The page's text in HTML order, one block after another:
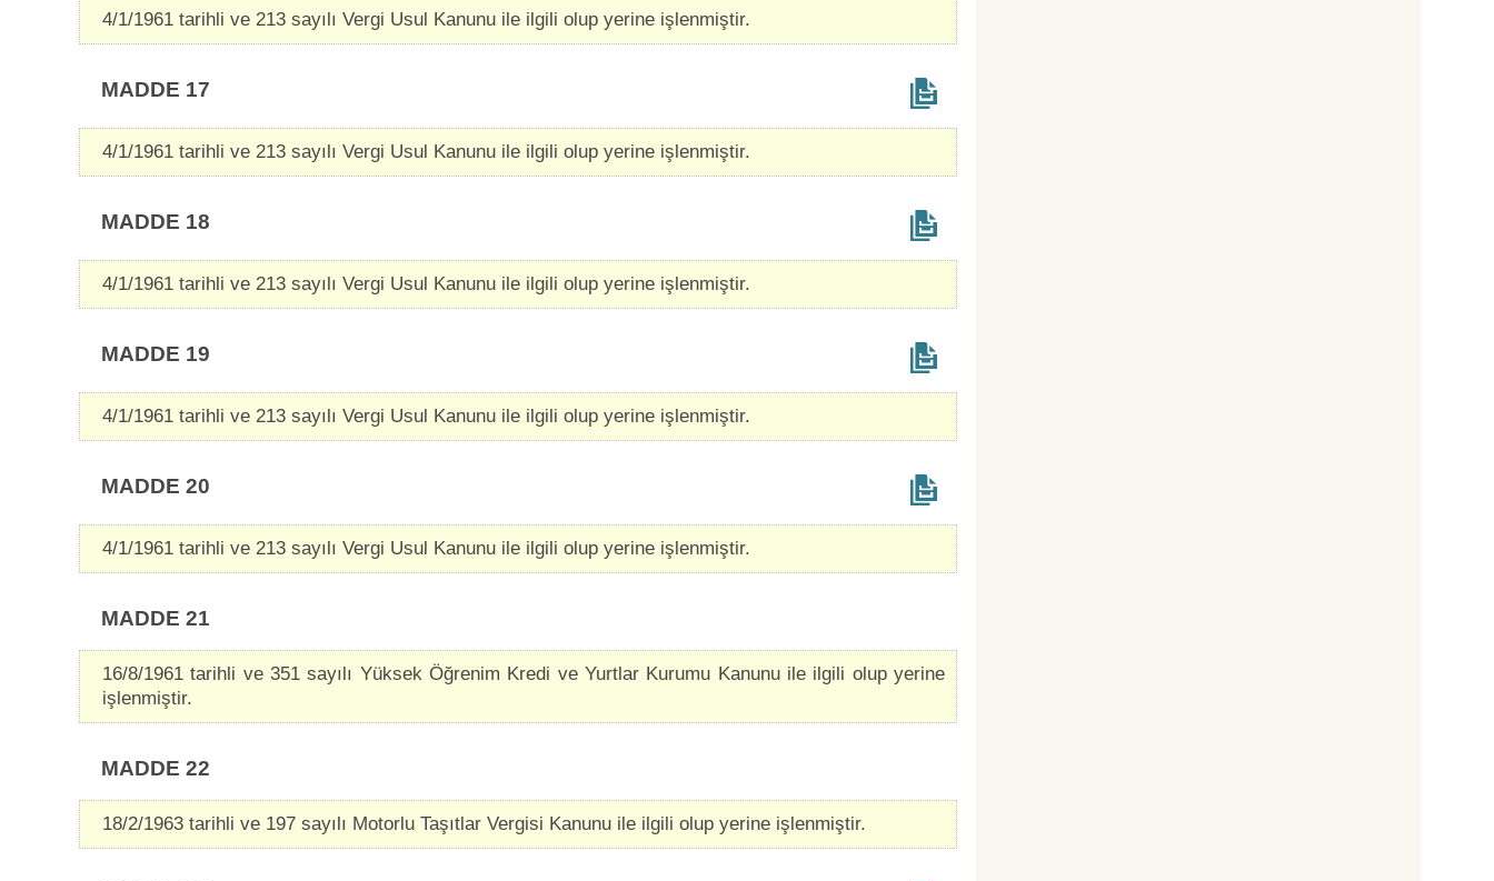
4/1/1961 tarihli ve 213 sayılı Vergi Usul Kanunu ile ilgili olup yerine işlenmiştir.
MADDE 17
4/1/1961 tarihli ve 213 sayılı Vergi Usul Kanunu ile ilgili olup yerine işlenmiştir.
MADDE 18
4/1/1961 tarihli ve 213 sayılı Vergi Usul Kanunu ile ilgili olup yerine işlenmiştir.
MADDE 19
4/1/1961 tarihli ve 213 sayılı Vergi Usul Kanunu ile ilgili olup yerine işlenmiştir.
MADDE 20
4/1/1961 tarihli ve 213 sayılı Vergi Usul Kanunu ile ilgili olup yerine işlenmiştir.
MADDE 21
16/8/1961 tarihli ve 351 sayılı Yüksek Öğrenim Kredi ve Yurtlar Kurumu Kanunu ile ilgili olup yerine
işlenmiştir.
MADDE 22
18/2/1963 tarihli ve 197 sayılı Motorlu Taşıtlar Vergisi Kanunu ile ilgili olup yerine işlenmiştir.